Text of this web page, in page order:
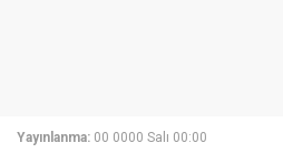
Yayınlanma: 00 0000 Salı 00:00